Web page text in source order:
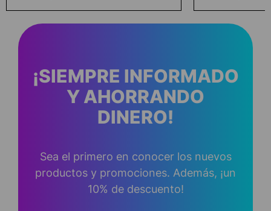
¡SIEMPRE INFORMADO
Y AHORRANDO
DINERO!
Sea el primero en conocer los nuevos
productos y promociones. Además, ¡un
10% de descuento!